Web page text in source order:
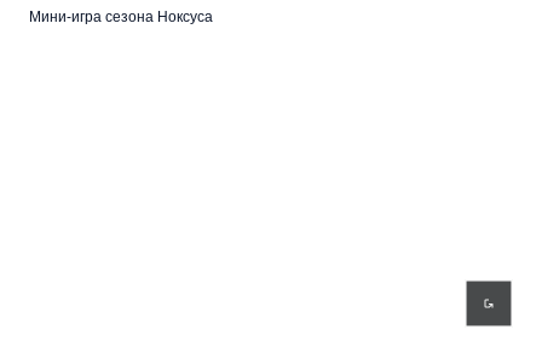
Мини-игра сезона Ноксуса